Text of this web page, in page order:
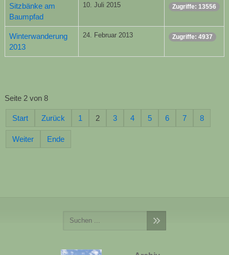
Sitzbänke am
Baumpfad
10. Juli 2015 Zugriffe: 13556
Winterwanderung
2013
24. Februar 2013 Zugriffe: 4937
Seite 2 von 8
Start Zurück 1 2 3 4 5 6 7 8
Weiter Ende